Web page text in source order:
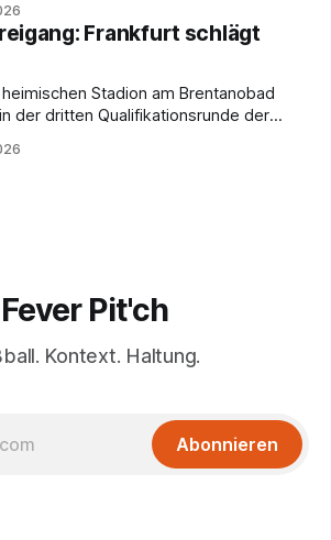
Frankfurt schlägt
Stadion am Brentanobad
der dritten Qualifikationsrunde der
Fever Pit'ch
Kontext. Haltung.
Abonnieren